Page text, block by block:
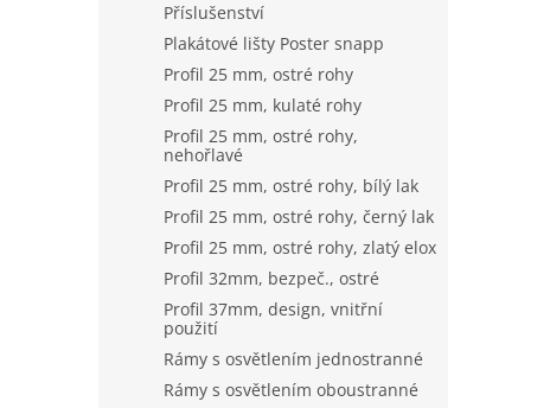
Příslušenství
Plakátové lišty Poster snapp
Profil 25 mm, ostré rohy
Profil 25 mm, kulaté rohy
Profil 25 mm, ostré rohy,
nehořlavé
Profil 25 mm, ostré rohy, bílý lak
Profil 25 mm, ostré rohy, černý lak
Profil 25 mm, ostré rohy, zlatý elox
Profil 32mm, bezpeč., ostré
Profil 37mm, design, vnitřní
použití
Rámy s osvětlením jednostranné
Rámy s osvětlením oboustranné